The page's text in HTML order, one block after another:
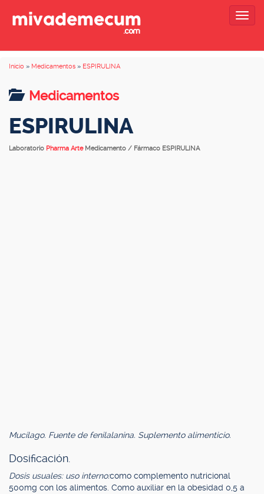
Inicio » Medicamentos » ESPIRULINA
Medicamentos
ESPIRULINA
Laboratorio Pharma Arte Medicamento / Fármaco ESPIRULINA
Mucílago. Fuente de fenilalanina. Suplemento alimenticio.
Dosificación.
Dosis usuales: uso interno:como complemento nutricional
500mg con los alimentos. Como auxiliar en la obesidad 0,5 a